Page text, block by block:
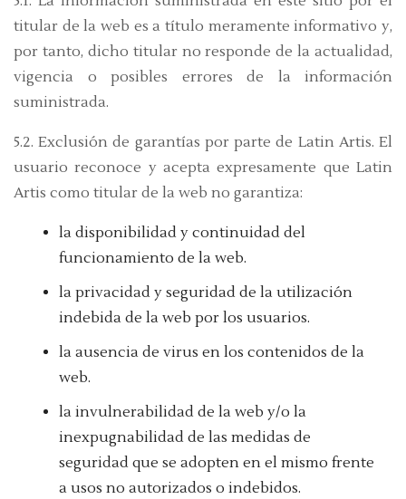
titular de la web es a título meramente informativo y,
por tanto, dicho titular no responde de la actualidad,
vigencia o posibles errores de la información
suministrada.
5.2. Exclusión de garantías por parte de Latin Artis. El
usuario reconoce y acepta expresamente que Latin
Artis como titular de la web no garantiza:
la disponibilidad y continuidad del
funcionamiento de la web.
la privacidad y seguridad de la utilización
indebida de la web por los usuarios.
la ausencia de virus en los contenidos de la
web.
la invulnerabilidad de la web y/o la
inexpugnabilidad de las medidas de
seguridad que se adopten en el mismo frente
a usos no autorizados o indebidos.